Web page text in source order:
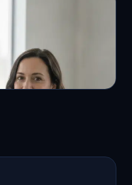
ใหม่ ไม่ต้องเฝ้า